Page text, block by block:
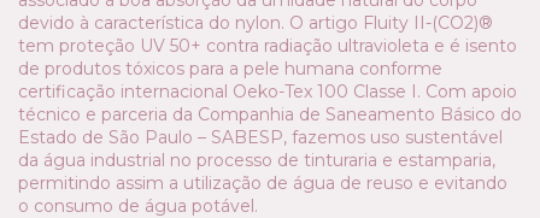
devido à característica do nylon. O artigo Fluity II-(CO2)®
tem proteção UV 50+ contra radiação ultravioleta e é isento
de produtos tóxicos para a pele humana conforme
certificação internacional Oeko-Tex 100 Classe I. Com apoio
técnico e parceria da Companhia de Saneamento Básico do
Estado de São Paulo – SABESP, fazemos uso sustentável
da água industrial no processo de tinturaria e estamparia,
permitindo assim a utilização de água de reuso e evitando
o consumo de água potável.